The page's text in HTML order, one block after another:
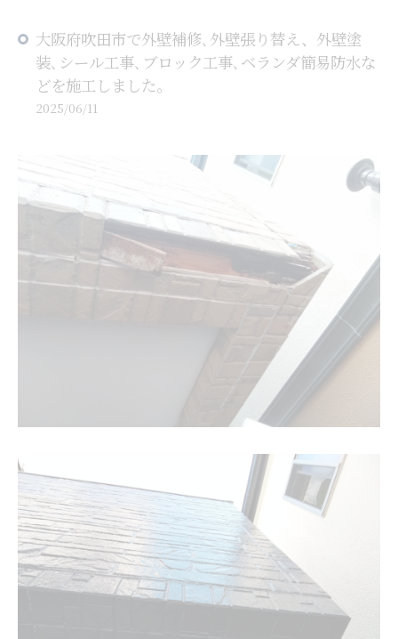
大阪府吹田市で外壁補修､外壁張り替え、外壁塗
装､シール工事､ブロック工事､ベランダ簡易防水な
どを施工しました。
2025/06/11